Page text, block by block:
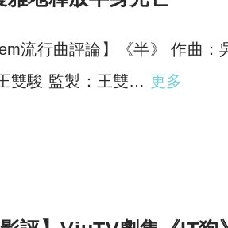
流行曲評論】《半》 作曲：
雙駿 監製：王雙… 更多